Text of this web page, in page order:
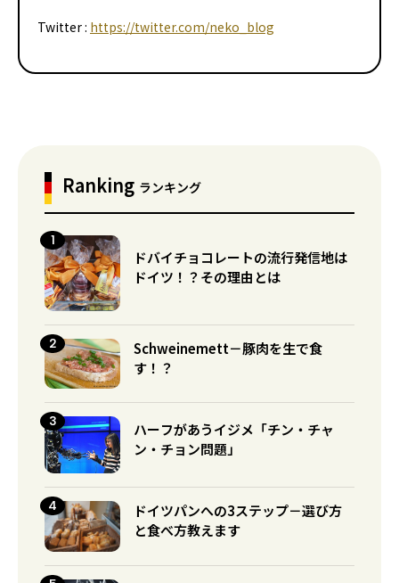
Twitter : https://twitter.com/neko_blog
Ranking ランキング
ドバイチョコレートの流行発信地は
ドイツ！？その理由とは
Schweinemett－豚肉を生で食
す！？
ハーフがあうイジメ「チン・チャ
ン・チョン問題」
ドイツパンへの3ステップ－選び方
と食べ方教えます